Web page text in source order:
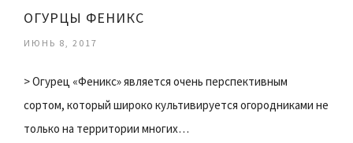
ОГУРЦЫ ФЕНИКС
ИЮНЬ 8, 2017
> Огурец «Феникс» является очень перспективным
сортом, который широко культивируется огородниками не
только на территории многих…